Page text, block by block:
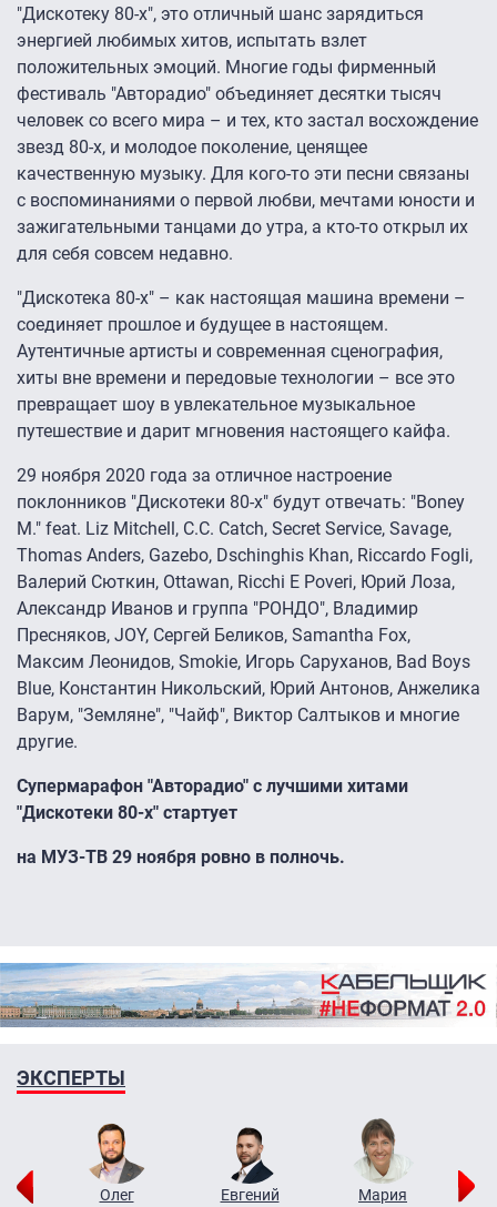
"Дискотеку 80-х", это отличный шанс зарядиться
энергией любимых хитов, испытать взлет
положительных эмоций. Многие годы фирменный
фестиваль "Авторадио" объединяет десятки тысяч
человек со всего мира – и тех, кто застал восхождение
звезд 80-х, и молодое поколение, ценящее
качественную музыку. Для кого-то эти песни связаны
с воспоминаниями о первой любви, мечтами юности и
зажигательными танцами до утра, а кто-то открыл их
для себя совсем недавно.
"Дискотека 80-х" – как настоящая машина времени –
соединяет прошлое и будущее в настоящем.
Аутентичные артисты и современная сценография,
хиты вне времени и передовые технологии – все это
превращает шоу в увлекательное музыкальное
путешествие и дарит мгновения настоящего кайфа.
29 ноября 2020 года за отличное настроение
поклонников "Дискотеки 80-х" будут отвечать: "Boney
M." feat. Liz Mitchell, C.C. Catch, Secret Service, Savage,
Thomas Anders, Gazebo, Dschinghis Khan, Riccardo Fogli,
Валерий Сюткин, Ottawan, Ricchi E Poveri, Юрий Лоза,
Александр Иванов и группа "РОНДО", Владимир
Пресняков, JOY, Сергей Беликов, Samantha Fox,
Максим Леонидов, Smokie, Игорь Саруханов, Bad Boys
Blue, Константин Никольский, Юрий Антонов, Анжелика
Варум, "Земляне", "Чайф", Виктор Салтыков и многие
другие.
Супермарафон "Авторадио" с лучшими хитами
"Дискотеки 80-х" стартует
на МУЗ-ТВ 29 ноября ровно в полночь.
ЭКСПЕРТЫ
Олег
Евгений
Мария